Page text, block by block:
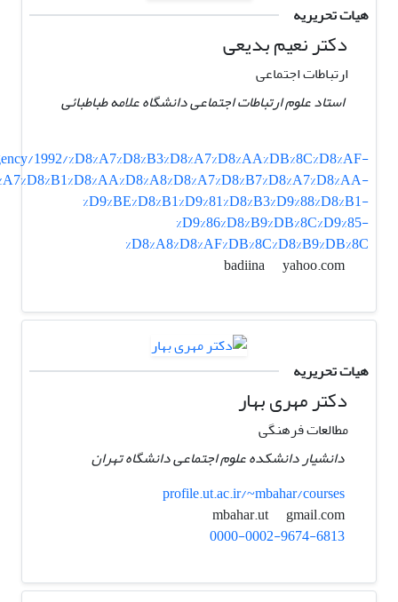
هیات تحریریه
دکتر نعیم بدیعی
ارتباطات اجتماعی
استاد علوم ارتباطات اجتماعی دانشگاه علامه طباطبائی
1992/%D8%A7%D8%B3%D8%A7%D8%AA%DB%8C%D8%AF-
%D9%BE%D8%B1%D9%81%D8%B3%D9%88%D8%B1-
%D9%86%D8%B9%DB%8C%D9%85-
%D8%A8%D8%AF%DB%8C%D8%B9%DB%8C
yahoo.com
هیات تحریریه
دکتر مهری بهار
مطالعات فرهنگی
دانشیار دانشکده علوم اجتماعی دانشگاه تهران
profile.ut.ac.ir/~mbahar/courses
gmail.com
0000-0002-9674-6813